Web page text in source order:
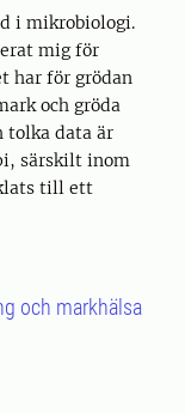
i mikrobiologi.
mig för
har för grödan
och gröda
tolka data är
särskilt inom
till ett
och markhälsa